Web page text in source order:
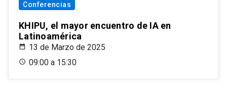
Conferencias
KHIPU, el mayor encuentro de IA en
Latinoamérica
13 de Marzo de 2025
09:00 a 15:30